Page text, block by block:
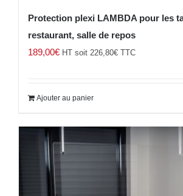
Protection plexi LAMBDA pour les
restaurant, salle de repos
189,00€ HT soit 226,80€ TTC
Ajouter au panier